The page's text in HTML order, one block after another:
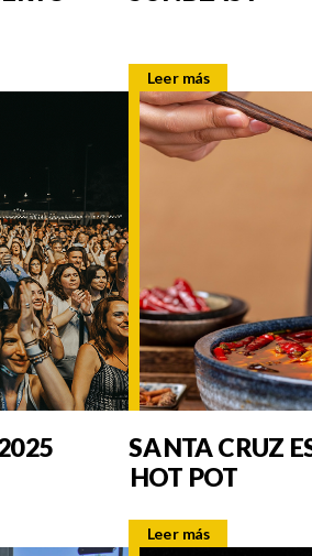
Leer más
SANTA CRUZ
HOT POT
Leer más